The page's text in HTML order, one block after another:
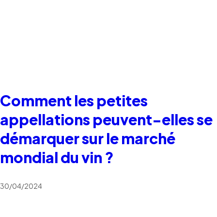
Comment les petites
appellations peuvent-elles se
démarquer sur le marché
mondial du vin ?
30/04/2024